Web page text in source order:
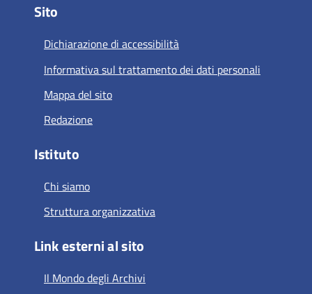
Sito
Dichiarazione di accessibilità
Informativa sul trattamento dei dati personali
Mappa del sito
Redazione
Istituto
Chi siamo
Struttura organizzativa
Link esterni al sito
Il Mondo degli Archivi